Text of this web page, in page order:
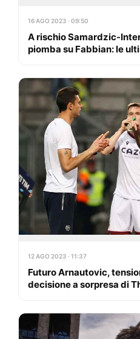
16 AGO 2023 · 09:50
A rischio Samardzic-
piomba su Fabbian: le
12 AGO 2023 · 11:37
Futuro Arnautovic,
decisione a sorpresa di